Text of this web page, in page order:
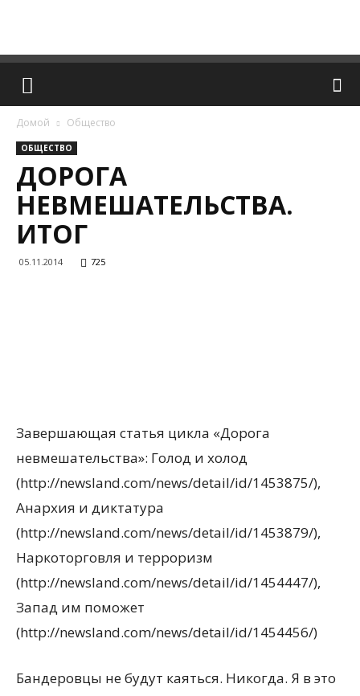
Домой Общество
ОБЩЕСТВО
ДОРОГА
НЕВМЕШАТЕЛЬСТВА.
ИТОГ
05.11.2014 725
Завершающая статья цикла «Дорога
невмешательства»: Голод и холод
(http://newsland.com/news/detail/id/1453875/),
Анархия и диктатура
(http://newsland.com/news/detail/id/1453879/),
Наркоторговля и терроризм
(http://newsland.com/news/detail/id/1454447/),
Запад им поможет
(http://newsland.com/news/detail/id/1454456/)
Бандеровцы не будут каяться. Никогда. Я в это